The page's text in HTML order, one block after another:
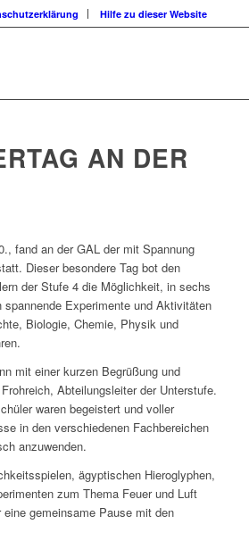
Hilfe zu dieser Website
AN DER
fand an der GAL der mit Spannung
Dieser besondere Tag bot den
der Stufe 4 die Möglichkeit, in sechs
spannende Experimente und Aktivitäten
Biologie, Chemie, Physik und
mit einer kurzen Begrüßung und
Abteilungsleiter der Unterstufe.
waren begeistert und voller
in den verschiedenen Fachbereichen
anzuwenden.
ägyptischen Hieroglyphen,
zum Thema Feuer und Luft
gemeinsame Pause mit den